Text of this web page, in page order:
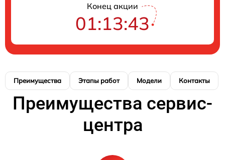
Конец акции
01:13:42
Преимущества Этапы работ Модели Контакты
Преимущества сервис-
центра